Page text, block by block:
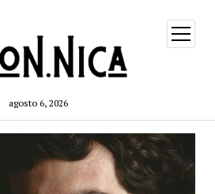
agosto 6, 2026
open
menu